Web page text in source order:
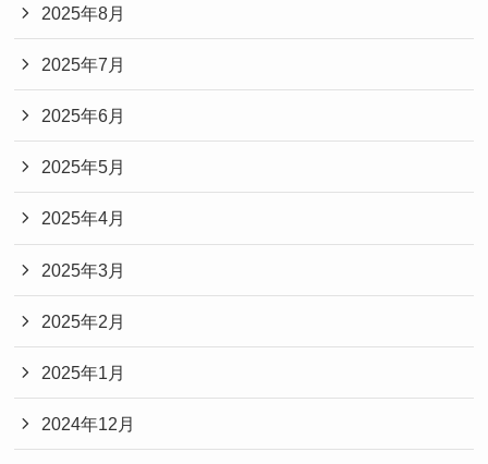
2025年8月
2025年7月
2025年6月
2025年5月
2025年4月
2025年3月
2025年2月
2025年1月
2024年12月